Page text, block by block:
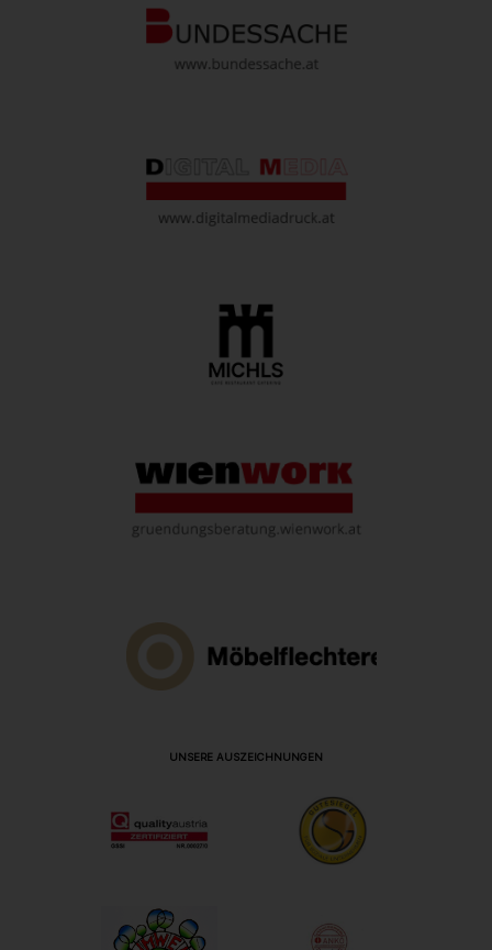
UNSERE AUSZEICHNUNGEN